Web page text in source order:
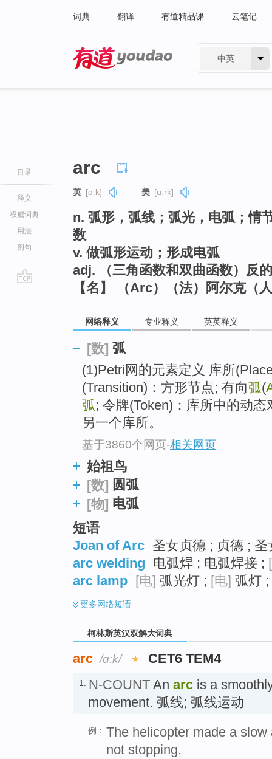
词典 翻译 有道精品课 云笔记
中英
目录
释义
权威词典
用法
例句
arc
英 [ɑːk] 美 [ɑːrk]
n. 弧形，弧线；弧光，电弧；情
数
v. 做弧形运动；形成电弧
adj. （三角函数和双曲函数）反的
【名】 （Arc）（法）阿尔克（
网络释义 专业释义 英英释义
[数] 弧
(1)Petri网的元素定义 库所
(Transition)：方形节点; 有向弧(
弧; 令牌(Token)：库所中的动
另一个库所。
基于3860个网页-相关网页
始祖鸟
[数] 圆弧
[物] 电弧
短语
Joan of Arc 圣女贞德 ; 贞德 ;
arc welding 电弧焊 ; 电弧焊接 ;
arc lamp
[电] 弧光灯 ; [电] 弧灯
更多网络短语
柯林斯英汉双解大词典
arc /ɑːk/ CET6 TEM4
1. N-COUNT An arc is a
movement. 弧线; 弧线运动
例： The helicopter made a
not stopping.